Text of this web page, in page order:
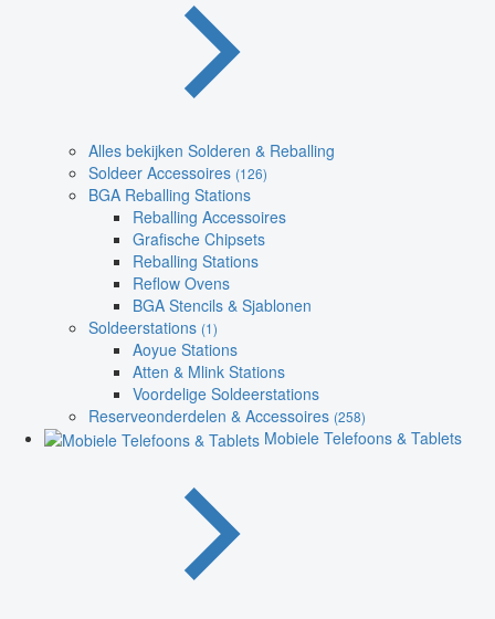
Alles bekijken Solderen & Reballing
Soldeer Accessoires (126)
BGA Reballing Stations
Reballing Accessoires
Grafische Chipsets
Reballing Stations
Reflow Ovens
BGA Stencils & Sjablonen
Soldeerstations (1)
Aoyue Stations
Atten & Mlink Stations
Voordelige Soldeerstations
Reserveonderdelen & Accessoires (258)
Mobiele Telefoons & Tablets